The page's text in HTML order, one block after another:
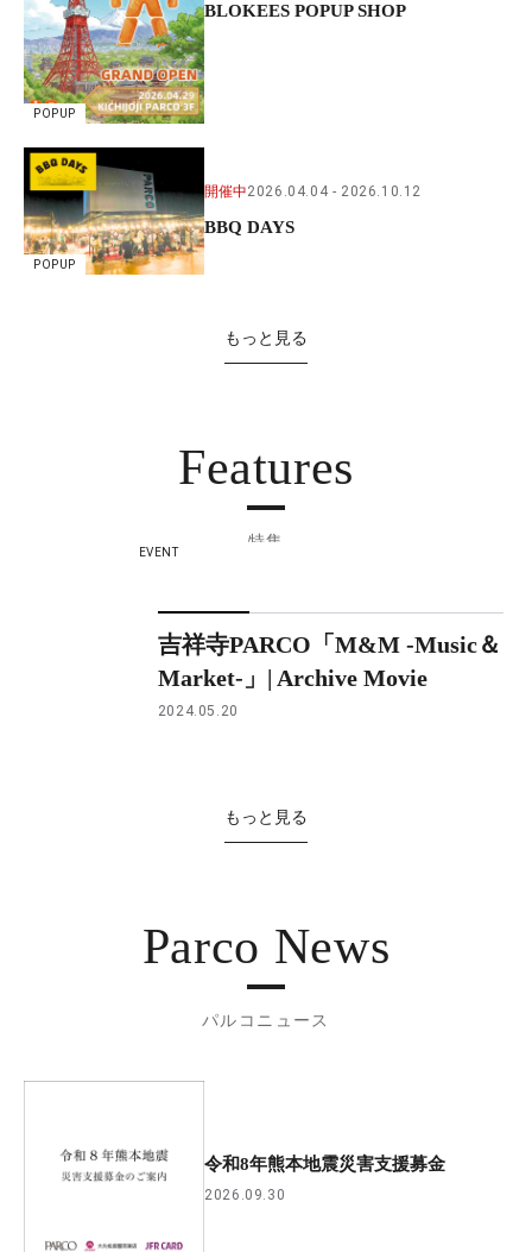
POPUP
BLOKEES POPUP SHOP
POPUP
開催中2026.04.04 2026.10.12
BBQ DAYS
もっと見る
Features
特集
EVENT
吉祥寺PARCO「M&M -Music＆
Market-」| Archive Movie
2024.05.20
もっと見る
Parco News
パルコニュース
令和8年熊本地震災害支援募金
2026.09.30